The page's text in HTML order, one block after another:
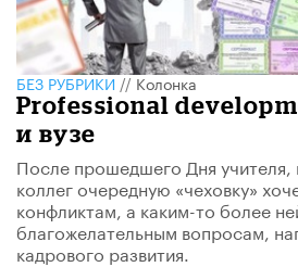
БЕЗ РУБРИКИ//Колонка
Professional
и вузе
После прошедшего Дня учителя,
коллег очередную «чеховку»
конфликтам, а каким-то более
благожелательным вопросам,
кадрового развития.